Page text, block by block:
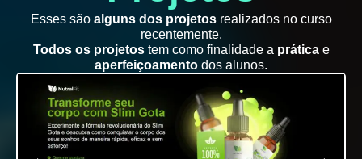
Esses sãoalguns dos projetosrealizados no curso
recentemente.
Todos os projetos tem como finalidade a prática e
aperfeiçoamento dos alunos.